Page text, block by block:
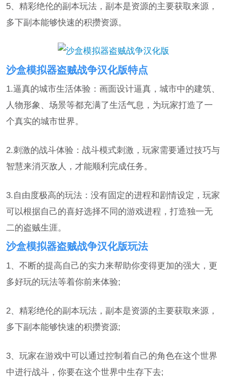
5、精彩绝伦的副本玩法，副本是资源的主要获取来源，
多下副本能够快速的积攒资源。
沙盒模拟器盗贼战争汉化版特点
1.逼真的城市生活体验：画面设计逼真，城市中的建筑、
人物形象、场景等都充满了生活气息，为玩家打造了一
个真实的城市世界。
2.刺激的战斗体验：战斗模式刺激，玩家需要通过技巧与
智慧来消灭敌人，才能顺利完成任务。
3.自由度极高的玩法：没有固定的进程和剧情设定，玩家
可以根据自己的喜好选择不同的游戏进程，打造独一无
二的盗贼生涯。
沙盒模拟器盗贼战争汉化版玩法
1、不断的提高自己的实力来帮助你变得更加的强大，更
多好玩的玩法等着你前来体验;
2、精彩绝伦的副本玩法，副本是资源的主要获取来源，
多下副本能够快速的积攒资源;
3、玩家在游戏中可以通过控制着自己的角色在这个世界
中进行战斗，你要在这个世界中生存下去;